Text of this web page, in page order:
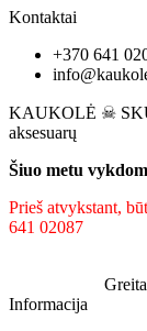
Kontaktai
+370 641
KAUKOLĖ ☠
aksesuarų
Šiuo metu
Prieš atvykstant,
641 02087
Informacija